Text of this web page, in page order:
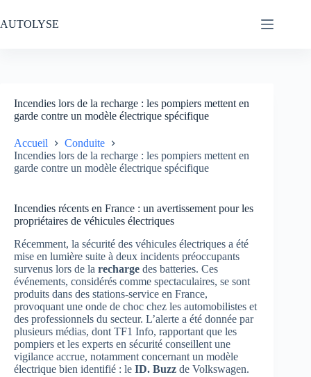
au
contenu
AUTOLYSE
Incendies lors de la recharge : les pompiers mettent en
garde contre un modèle électrique spécifique
Accueil
Conduite
Incendies lors de la recharge : les pompiers mettent en
garde contre un modèle électrique spécifique
Incendies récents en France : un avertissement pour les
propriétaires de véhicules électriques
Récemment, la sécurité des véhicules électriques a été
mise en lumière suite à deux incidents préoccupants
survenus lors de la recharge des batteries. Ces
événements, considérés comme spectaculaires, se sont
produits dans des stations-service en France,
provoquant une onde de choc chez les automobilistes et
des professionnels du secteur. L’alerte a été donnée par
plusieurs médias, dont TF1 Info, rapportant que les
pompiers et les experts en sécurité conseillent une
vigilance accrue, notamment concernant un modèle
électrique bien identifié : le ID. Buzz de Volkswagen.